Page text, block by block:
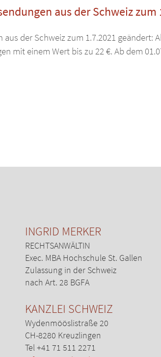
aus der Schweiz zum
der Schweiz zum 1.7.2021
mit einem Wert bis zu 22 €. Ab dem
INGRID MERKER
RECHTSANWÄLTIN
Exec. MBA Hochschule St. Gallen
Zulassung in der Schweiz
nach Art. 28 BGFA
KANZLEI SCHWEIZ
Wydenmööslistraße 20
CH-8280 Kreuzlingen
Tel +41 71 511 2271